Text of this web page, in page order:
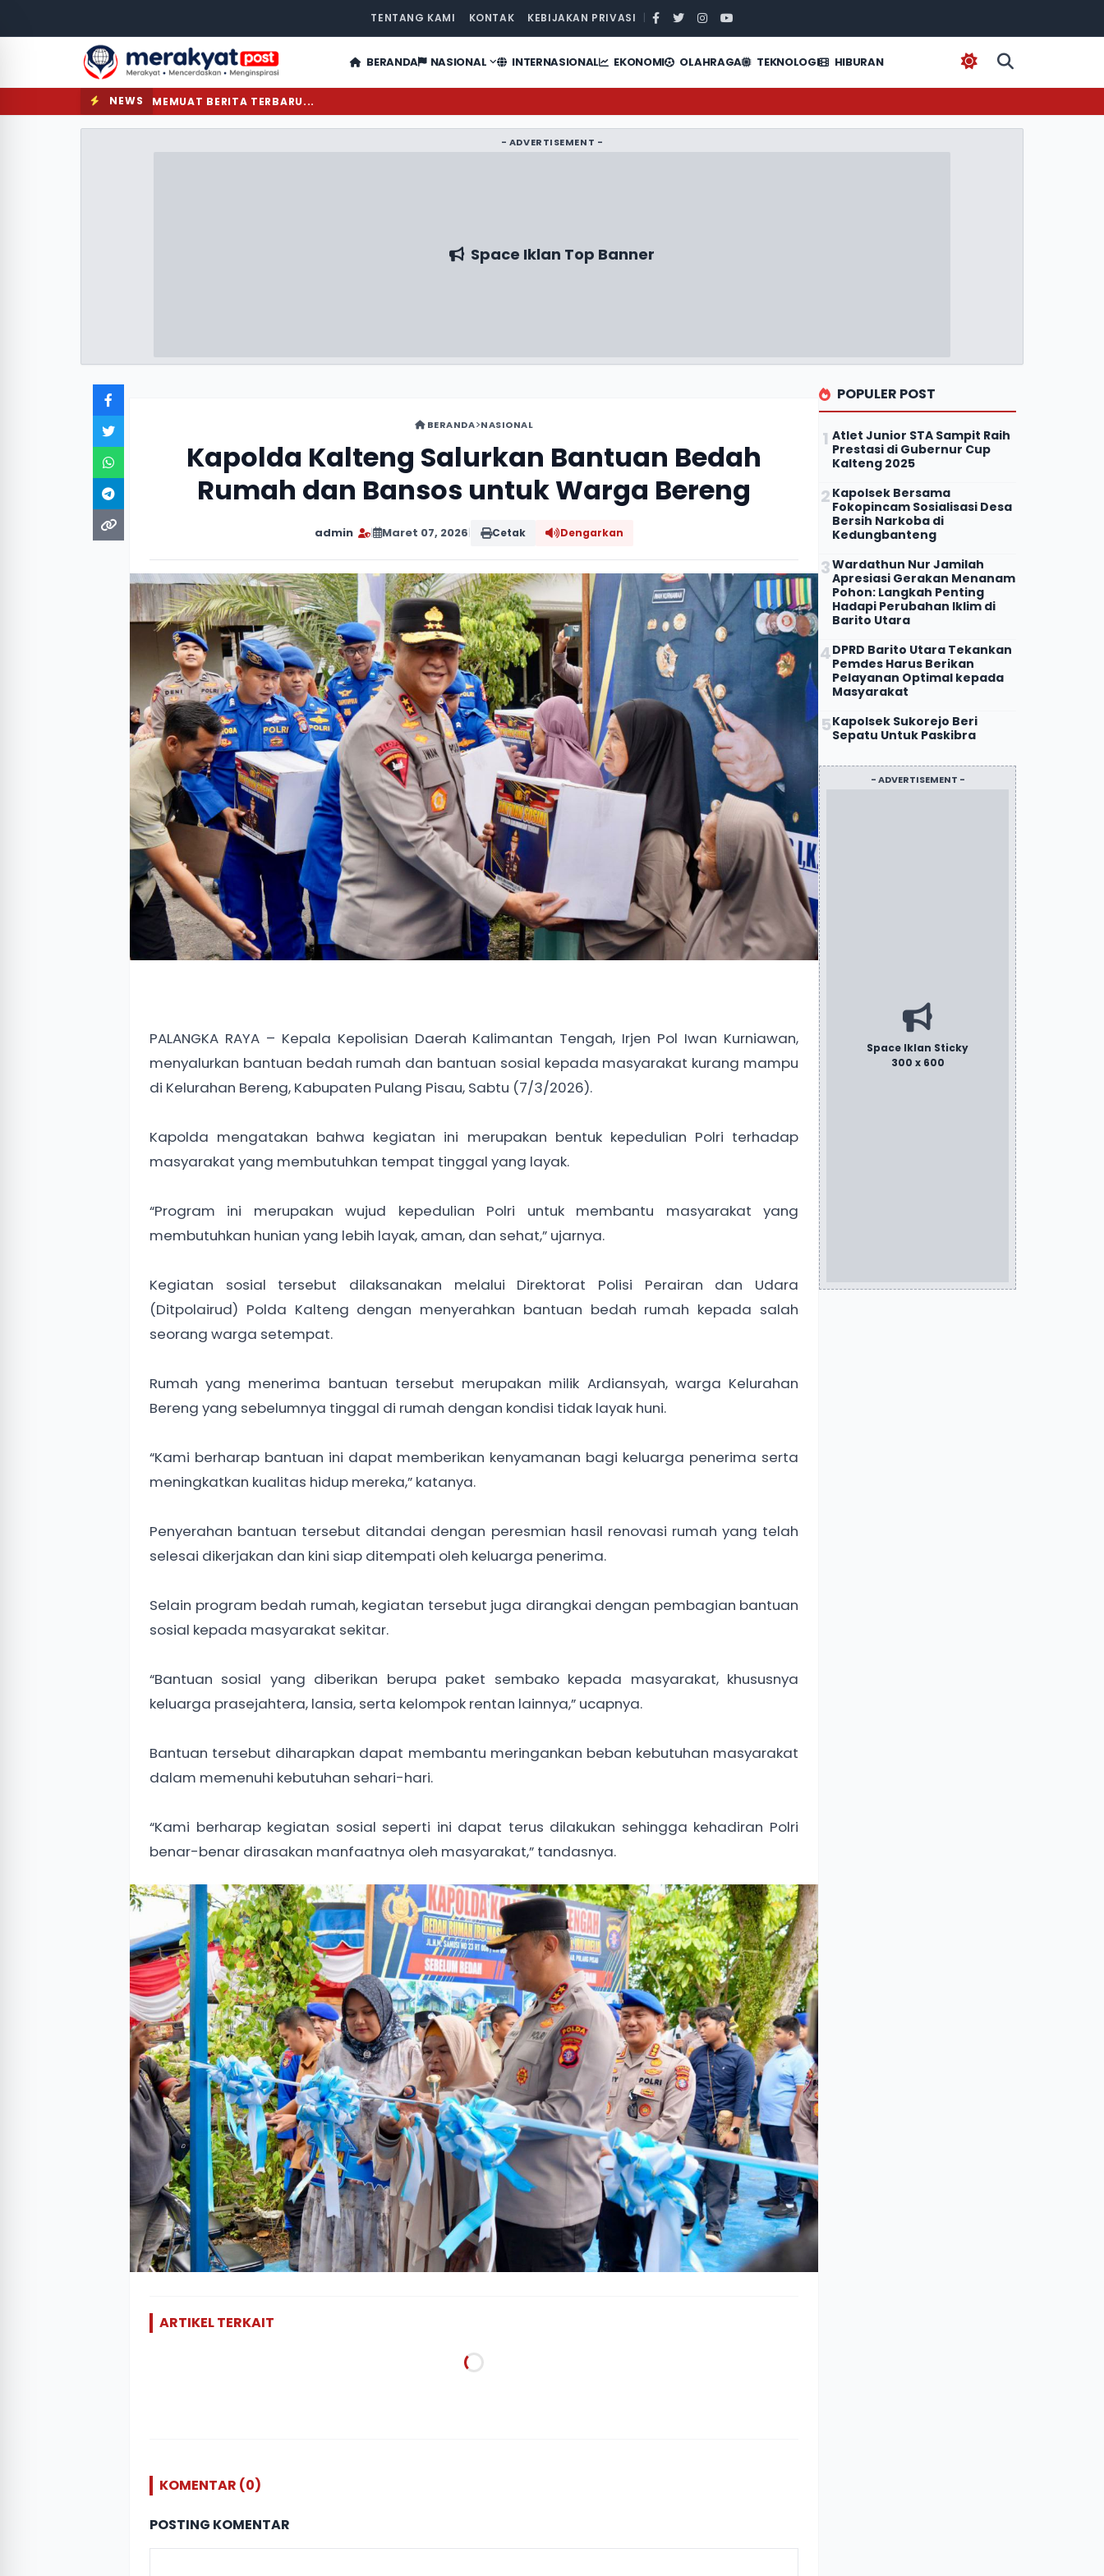
TENTANG KAMI KONTAK KEBIJAKAN PRIVASI
BERANDA NASIONAL INTERNASIONAL EKONOMI OLAHRAGA TEKNOLOGI HIBURAN
NEWS MEMUAT BERITA TERBARU...
- ADVERTISEMENT -
Space Iklan Top Banner
BERANDA NASIONAL
Kapolda Kalteng Salurkan Bantuan Bedah
Rumah dan Bansos untuk Warga Bereng
admin Maret 07, 2026 Cetak Dengarkan
PALANGKA RAYA – Kepala Kepolisian Daerah Kalimantan Tengah, Irjen Pol Iwan Kurniawan,
menyalurkan bantuan bedah rumah dan bantuan sosial kepada masyarakat kurang mampu
di Kelurahan Bereng, Kabupaten Pulang Pisau, Sabtu (7/3/2026).
Kapolda mengatakan bahwa kegiatan ini merupakan bentuk kepedulian Polri terhadap
masyarakat yang membutuhkan tempat tinggal yang layak.
“Program ini merupakan wujud kepedulian Polri untuk membantu masyarakat yang
membutuhkan hunian yang lebih layak, aman, dan sehat,” ujarnya.
Kegiatan sosial tersebut dilaksanakan melalui Direktorat Polisi Perairan dan Udara
(Ditpolairud) Polda Kalteng dengan menyerahkan bantuan bedah rumah kepada salah
seorang warga setempat.
Rumah yang menerima bantuan tersebut merupakan milik Ardiansyah, warga Kelurahan
Bereng yang sebelumnya tinggal di rumah dengan kondisi tidak layak huni.
“Kami berharap bantuan ini dapat memberikan kenyamanan bagi keluarga penerima serta
meningkatkan kualitas hidup mereka,” katanya.
Penyerahan bantuan tersebut ditandai dengan peresmian hasil renovasi rumah yang telah
selesai dikerjakan dan kini siap ditempati oleh keluarga penerima.
Selain program bedah rumah, kegiatan tersebut juga dirangkai dengan pembagian bantuan
sosial kepada masyarakat sekitar.
“Bantuan sosial yang diberikan berupa paket sembako kepada masyarakat, khususnya
keluarga prasejahtera, lansia, serta kelompok rentan lainnya,” ucapnya.
Bantuan tersebut diharapkan dapat membantu meringankan beban kebutuhan masyarakat
dalam memenuhi kebutuhan sehari-hari.
“Kami berharap kegiatan sosial seperti ini dapat terus dilakukan sehingga kehadiran Polri
benar-benar dirasakan manfaatnya oleh masyarakat,” tandasnya.
ARTIKEL TERKAIT
KOMENTAR (0)
POSTING KOMENTAR
POPULER POST
Atlet Junior STA Sampit Raih
Prestasi di Gubernur Cup
Kalteng 2025
Kapolsek Bersama
Fokopincam Sosialisasi Desa
Bersih Narkoba di
Kedungbanteng
Wardathun Nur Jamilah
Apresiasi Gerakan Menanam
Pohon: Langkah Penting
Hadapi Perubahan Iklim di
Barito Utara
DPRD Barito Utara Tekankan
Pemdes Harus Berikan
Pelayanan Optimal kepada
Masyarakat
Kapolsek Sukorejo Beri
Sepatu Untuk Paskibra
- ADVERTISEMENT -
Space Iklan Sticky
300 x 600